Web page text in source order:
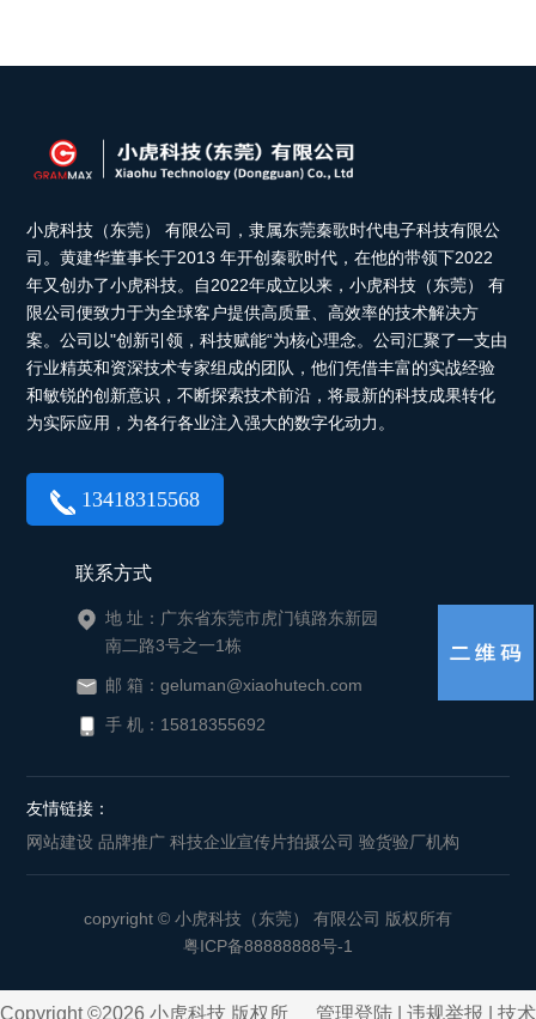
场景下往往“水土不服”——音量不足、续航短、怕水怕
小虎科技（东莞） 有限公司，隶属东莞秦歌时代电子科技有限公
司。黄建华董事长于2013 年开创秦歌时代，在他的带领下2022
年又创办了小虎科技。自2022年成立以来，小虎科技（东莞） 有
限公司便致力于为全球客户提供高质量、高效率的技术解决方
案。公司以"创新引领，科技赋能“为核心理念。公司汇聚了一支由
行业精英和资深技术专家组成的团队，他们凭借丰富的实战经验
和敏锐的创新意识，不断探索技术前沿，将最新的科技成果转化
为实际应用，为各行各业注入强大的数字化动力。
13418315568
联系方式
地 址：广东省东莞市虎门镇路东新园
南二路3号之一1栋
邮 箱：geluman@xiaohutech.com
手 机：15818355692
友情链接：
网站建设 品牌推广 科技企业宣传片拍摄公司 验货验厂机构
copyright © 小虎科技（东莞） 有限公司 版权所有
粤ICP备88888888号-1
Copyright ©2026 小虎科技 版权所 管理登陆 违规举报 | 技术